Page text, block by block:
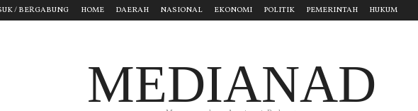
/ BERGABUNG HOME DAERAH NASIONAL EKONOMI POLITIK PEMERINTAH HUKUM
MEDIANAD